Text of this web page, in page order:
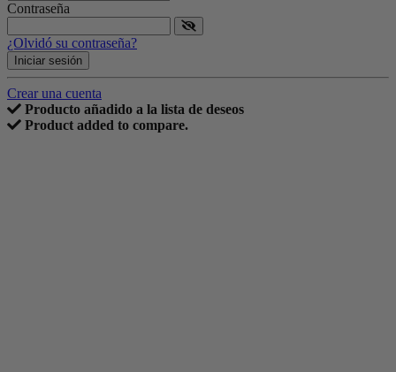
Contraseña
¿Olvidó su contraseña?
Iniciar sesión
Crear una cuenta
Producto añadido a la lista de deseos
Product added to compare.